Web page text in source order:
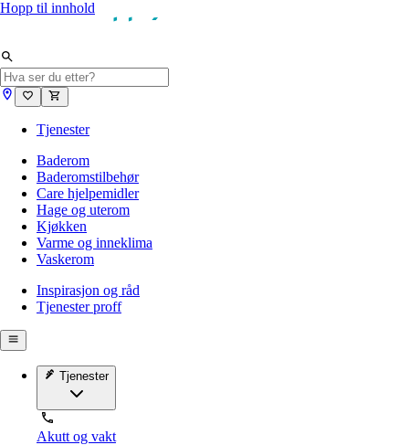
Hopp til innhold
Tjenester
Baderom
Baderomstilbehør
Care hjelpemidler
Hage og uterom
Kjøkken
Varme og inneklima
Vaskerom
Inspirasjon og råd
Tjenester proff
Tjenester
Akutt og vakt